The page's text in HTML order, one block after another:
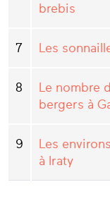
brebis
7 Les
8
Le nombre
bergers à
9
Les
à Iraty